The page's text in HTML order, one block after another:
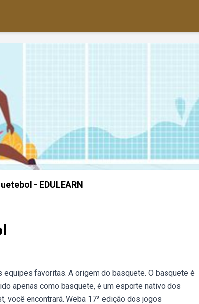
- EDULEARN
favoritas. A origem do basquete. O basquete é
apenas como basquete, é um esporte nativo dos
você encontrará. Weba 17ª edição dos jogos